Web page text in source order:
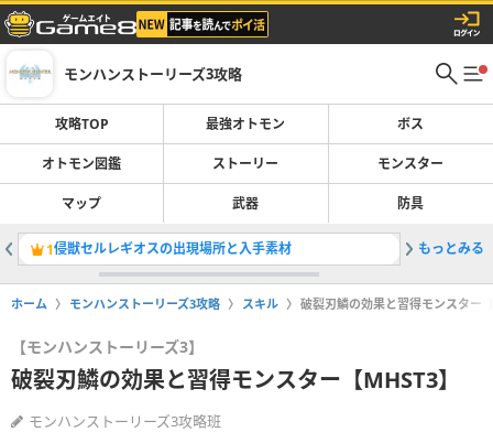
モンハンストーリーズ3攻略
攻略TOP 最強オトモン ボス
オトモン図鑑 ストーリー モンスター
マップ 武器 防具
1侵獣セルレギオスの出現場所と入手素材 2アエン
もっとみる
ホーム モンハンストーリーズ3攻略 スキル 破裂刃鱗の効果と習得モンスター
【モンハンストーリーズ3】
破裂刃鱗の効果と習得モンスター【MHST3】
モンハンストーリーズ3攻略班